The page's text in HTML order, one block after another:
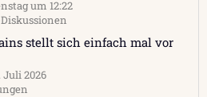
um 12:22
stellt sich einfach mal vor
Juli 2026